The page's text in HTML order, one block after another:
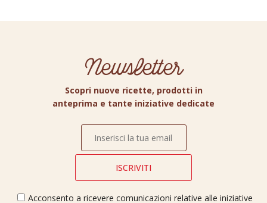
Newsletter
Scopri nuove ricette, prodotti in
anteprima e tante iniziative dedicate
Acconsento a ricevere comunicazioni relative alle iniziative